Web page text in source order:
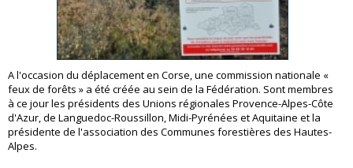
A l'occasion du déplacement en Corse, une commission nationale «
feux de forêts » a été créée au sein de la Fédération. Sont membres
à ce jour les présidents des Unions régionales Provence-Alpes-Côte
d'Azur, de Languedoc-Roussillon, Midi-Pyrénées et Aquitaine et la
présidente de l'association des Communes forestières des Hautes-
Alpes.